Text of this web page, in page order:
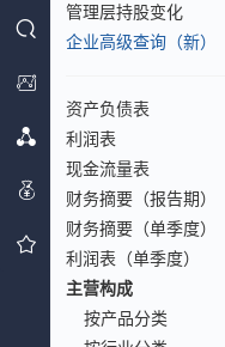
管理层持股变化
企业高级查询（新）
资产负债表
利润表
现金流量表
财务摘要（报告期）
财务摘要（单季度）
利润表（单季度）
主营构成
按产品分类